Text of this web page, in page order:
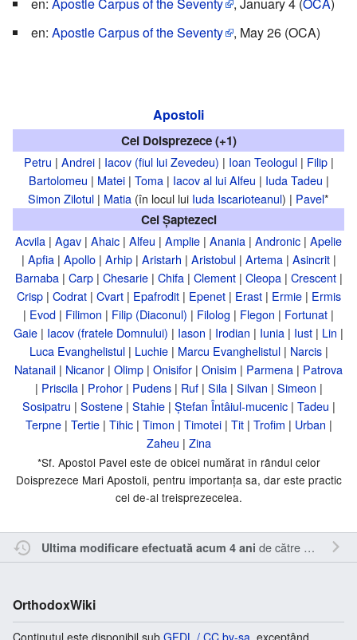
en: Apostle Carpus of the Seventy , January 4 (OCA)
en: Apostle Carpus of the Seventy , May 26 (OCA)
Apostoli
Cei Doisprezece (+1)
Petru | Andrei| Iacov (fiul lui Zevedeu) | Ioan Teologul| Filip|
Bartolomeu | Matei| Toma| Iacov al lui Alfeu | Iuda Tadeu |
Simon Zilotul | Matia (în locul lui Iuda Iscarioteanul) | Pavel*
Cei Șaptezeci
Acvila | Agav | Ahaic | Alfeu | Amplie | Anania | Andronic | Apelie
| Apfia| Apollo| Arhip| Aristarh | Aristobul| Artema| Asincrit|
Barnaba| Carp| Chesarie| Chifa| Clement| Cleopa| Crescent|
Crisp| Codrat| Cvart| Epafrodit| Epenet| Erast| Ermie| Ermis
| Evod | Filimon | Filip (Diaconul) | Filolog | Flegon | Fortunat |
Gaie | Iacov (fratele Domnului) | Iason | Irodian | Iunia | Iust | Lin |
Luca Evanghelistul| Luchie| Marcu Evanghelistul| Narcis|
Natanail | Nicanor | Olimp | Onisifor | Onisim | Parmena | Patrova
| Priscila| Prohor| Pudens| Ruf| Sila| Silvan | Simeon |
Sosipatru | Sostene| Stahie| Ștefan Întâiul-mucenic| Tadeu |
Terpne| Tertie| Tihic| Timon | Timotei| Tit| Trofim | Urban |
Zaheu | Zina
*Sf. Apostol Pavel este de obicei numărat în rândul celor
Doisprezece Mari Apostoli, pentru importanța sa, dar este practic
cel de-al treisprezecelea.
Ultima modificare efectuată acum 4 ani de către Sîmbotin
OrthodoxWiki